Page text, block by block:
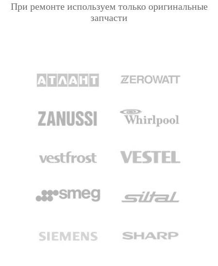
При ремонте используем только оригинальные
запчасти